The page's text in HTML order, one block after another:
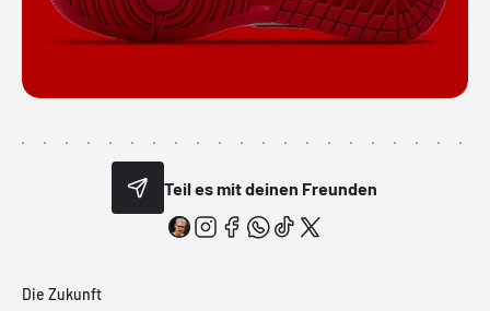
Teil es mit deinen Freunden
Die Zukunft